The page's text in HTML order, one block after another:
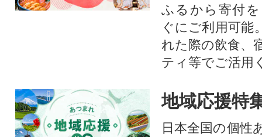
ふるから寄付
ぐにご利用可能
れた際の飲食、
ティ等でご活用
地域応援特
日本全国の個性